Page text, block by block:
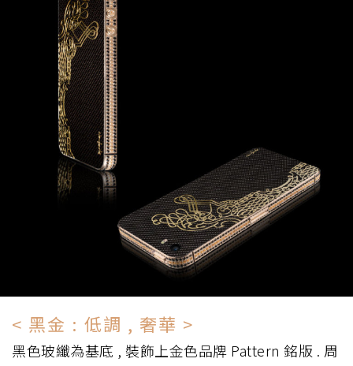
< 黑金 : 低調 , 奢華 >
黑色玻纖為基底 , 裝飾上金色品牌 Pattern 銘版 . 周